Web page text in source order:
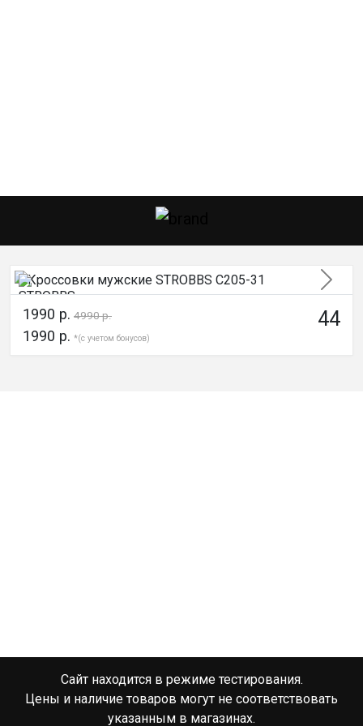
1990 р. 4990 р.
1990 р. *(с учетом бонусов)
44
Сайт находится в режиме тестирования.
Цены и наличие товаров могут не соответствовать
указанным в магазинах.